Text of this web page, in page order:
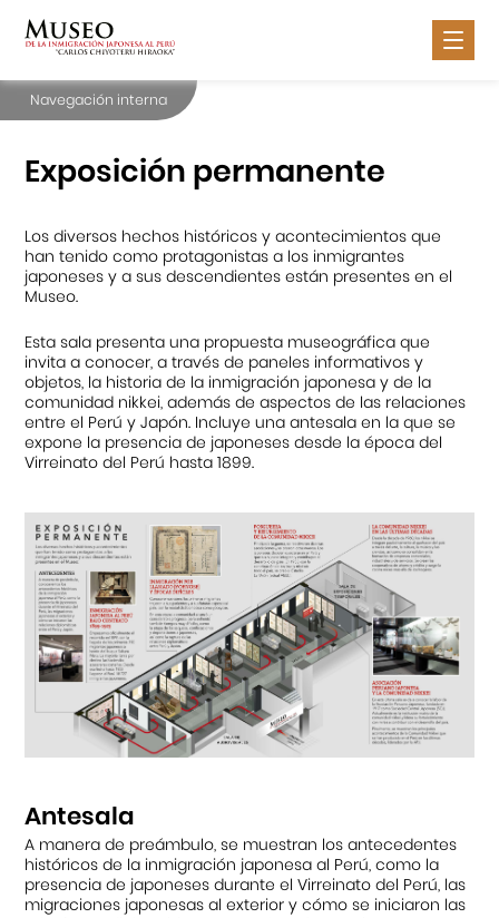
Nosotros
Inmigración Japonesa
Actividades
Servicios
Contáctanos
Portal APJ
Cursos
Museo de la Inmigración Japonesa
Fondo Editorial
Teatro Peruano Japonés
Navegación interna
Exposición permanente
Los diversos hechos históricos y acontecimientos que
han tenido como protagonistas a los inmigrantes
japoneses y a sus descendientes están presentes en el
Museo.
Esta sala presenta una propuesta museográfica que
invita a conocer, a través de paneles informativos y
objetos, la historia de la inmigración japonesa y de la
comunidad nikkei, además de aspectos de las relaciones
entre el Perú y Japón. Incluye una antesala en la que se
expone la presencia de japoneses desde la época del
Virreinato del Perú hasta 1899.
Antesala
A manera de preámbulo, se muestran los antecedentes
históricos de la inmigración japonesa al Perú, como la
presencia de japoneses durante el Virreinato del Perú, las
migraciones japonesas al exterior y cómo se iniciaron las